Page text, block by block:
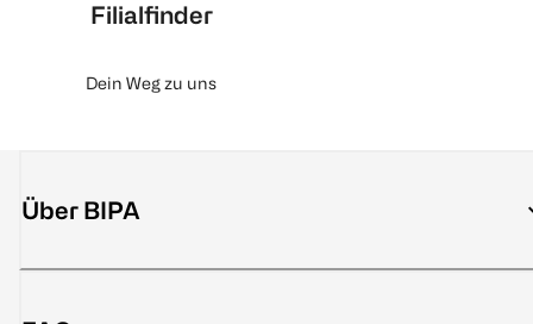
Filialfinder
Dein Weg zu uns
Über BIPA